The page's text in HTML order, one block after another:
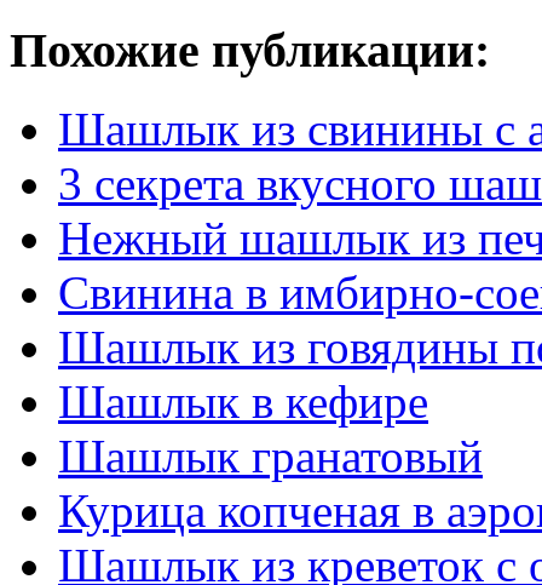
Похожие публикации:
Шашлык из свинины с
3 секрета вкусного
Нежный шашлык из
Свинина в имбирно-
Шашлык из говядины
Шашлык в кефире
Шашлык гранатовый
Курица копченая в
Шашлык из креветок с